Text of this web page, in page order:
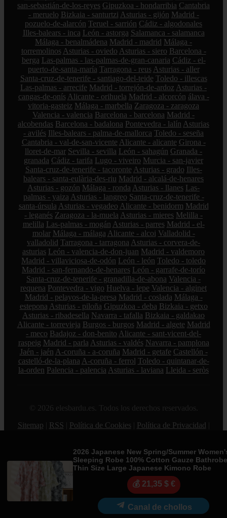
san-sebastián-de-los-reyes Gipuzkoa - hondarribia Cantabria
- meruelo Bizkaia - santurtzi Asturias - gijón Madrid -
pozuelo-de-alarcón Teruel - sarrión Cádiz - algodonales
Illes-balears - inca León - astorga Salamanca - salamanca
Málaga - benalmádena Madrid - madrid Málaga -
torremolinos Asturias - oviedo Asturias - siero Barcelona -
berga Las-palmas - las-palmas-de-gran-canaria Cádiz - el-
puerto-de-santa-maría Tarragona - reus Asturias - aller
Santa-cruz-de-tenerife - santiago-del-teide Toledo - illescas
Las-palmas - arrecife Madrid - torrejón-de-ardoz Asturias -
cangas-de-onís Alicante - orihuela Madrid - alcorcón álava -
vitoria-gasteiz Málaga - marbella Zaragoza - zaragoza
Valencia - valencia Barcelona - barcelona Madrid -
alcobendas Barcelona - badalona Pontevedra - lalín Asturias
- avilés Illes-balears - palma-de-mallorca Toledo - seseña
Cantabria - val-de-san-vicente Alicante - alicante Girona -
lloret-de-mar Sevilla - sevilla León - sahagún Granada -
granada Cádiz - tarifa Lugo - viveiro Murcia - san-javier
Santa-cruz-de-tenerife - tacoronte Asturias - grado Illes-
balears - santa-eulària-des-riu Madrid - alcalá-de-henares
Asturias - gozón Málaga - ronda Asturias - llanes Las-
palmas - yaiza Asturias - langreo Santa-cruz-de-tenerife -
santa-úrsula Asturias - vegadeo Alicante - benidorm Madrid
- leganés Zaragoza - la-muela Asturias - mieres Melilla -
melilla Las-palmas - mogán Asturias - parres Madrid - el-
molar Málaga - málaga Alicante - alcoi Valladolid -
valladolid Tarragona - tarragona Asturias - corvera-de-
asturias León - valencia-de-don-juan Madrid - valdemoro
Madrid - villaviciosa-de-odón León - león Toledo - toledo
Madrid - san-fernando-de-henares León - garrafe-de-torío
Santa-cruz-de-tenerife - granadilla-de-abona Valencia -
requena Pontevedra - vigo Huelva - lepe Valencia - alginet
Madrid - pelayos-de-la-presa Madrid - coslada Málaga -
estepona Asturias - piloña Gipuzkoa - deba Bizkaia - getxo
Asturias - ribadesella Navarra - tafalla Bizkaia - galdakao
Alicante - torrevieja Burgos - burgos Madrid - algete Madrid
- meco Badajoz - don-benito Alicante - sant-vicent-del-
raspeig Madrid - parla Asturias - valdés Navarra - pamplona
Jaén - jaén A-coruña - a-coruña Madrid - getafe Castellón -
castelló-de-la-plana A-coruña - ferrol Toledo - quintanar-de-
la-orden Palencia - palencia Asturias - laviana Lleida - seròs
© 2026 elesbardu.es. Todos los derechos reservados.
Sitemap
RSS Política de Cookies Política de Privacidad
2026 Japanese New Spring/Summer
Sleeping Robe 100% Cotton Gauze Bathrobe
Thin Size Large Japanese Kimono Robe
💰 21,35 $ €
Canal de chollos